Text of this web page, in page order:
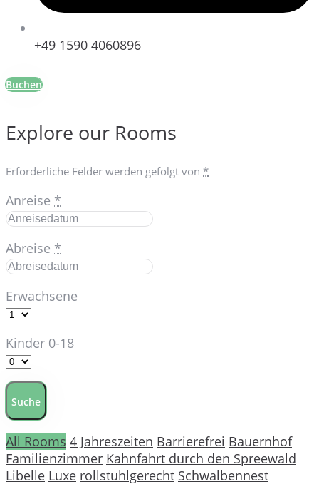
+49 1590 4060896
Buchen
Explore our Rooms
Erforderliche Felder werden gefolgt von *
Anreise *
Abreise *
Erwachsene
Kinder 0-18
Suche
All Rooms 4 Jahreszeiten Barrierefrei Bauernhof
Familienzimmer Kahnfahrt durch den Spreewald
Libelle Luxe rollstuhlgerecht Schwalbennest